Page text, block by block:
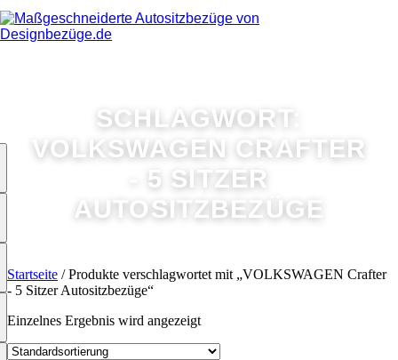
SCHLAGWORT:
VOLKSWAGEN CRAFTER
- 5 SITZER
AUTOSITZBEZÜGE
Startseite / Produkte verschlagwortet mit „VOLKSWAGEN Crafter
- 5 Sitzer Autositzbezüge“
Einzelnes Ergebnis wird angezeigt